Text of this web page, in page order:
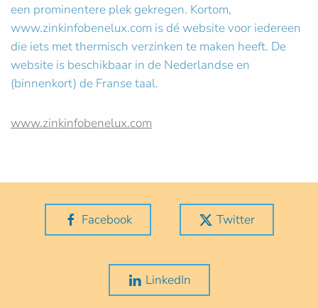
een prominentere plek gekregen. Kortom,
www.zinkinfobenelux.com is dé website voor iedereen
die iets met thermisch verzinken te maken heeft. De
website is beschikbaar in de Nederlandse en
(binnenkort) de Franse taal.
www.zinkinfobenelux.com
Facebook Twitter
LinkedIn